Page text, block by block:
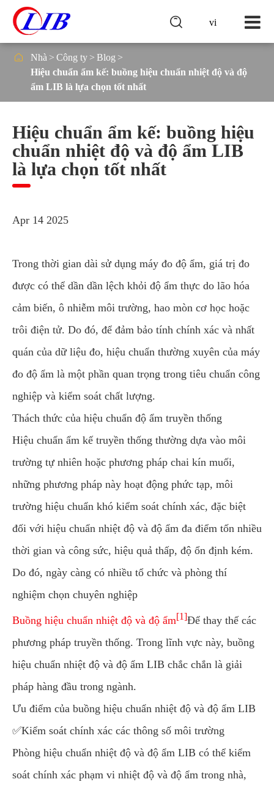
vi

 Nhà Công ty
Blog
Hiệu chuẩn ẩm kế: buồng hiệu chuẩn nhiệt độ và độ
ẩm LIB là lựa chọn tốt nhất
Hiệu chuẩn ẩm kế: buồng hiệu
chuẩn nhiệt độ và độ ẩm LIB
là lựa chọn tốt nhất
Apr 14 2025
Trong thời gian dài sử dụng máy đo độ ẩm, giá trị đo
được có thể dần dần lệch khỏi độ ẩm thực do lão hóa
cảm biến, ô nhiễm môi trường, hao mòn cơ học hoặc
trôi điện tử. Do đó, để đảm bảo tính chính xác và nhất
quán của dữ liệu đo, hiệu chuẩn thường xuyên của máy
đo độ ẩm là một phần quan trọng trong tiêu chuẩn công
nghiệp và kiểm soát chất lượng.
Thách thức của hiệu chuẩn độ ẩm truyền thống
Hiệu chuẩn ẩm kế truyền thống thường dựa vào môi
trường tự nhiên hoặc phương pháp chai kín muối,
những phương pháp này hoạt động phức tạp, môi
trường hiệu chuẩn khó kiểm soát chính xác, đặc biệt
đối với hiệu chuẩn nhiệt độ và độ ẩm đa điểm tốn nhiều
thời gian và công sức, hiệu quả thấp, độ ổn định kém.
Do đó, ngày càng có nhiều tổ chức và phòng thí
nghiệm chọn chuyên nghiệp
Buồng hiệu chuẩn nhiệt độ và độ ẩm[1]Để thay thế các
phương pháp truyền thống. Trong lĩnh vực này, buồng
hiệu chuẩn nhiệt độ và độ ẩm LIB chắc chắn là giải
pháp hàng đầu trong ngành.
Ưu điểm của buồng hiệu chuẩn nhiệt độ và độ ẩm LIB
✅Kiểm soát chính xác các thông số môi trường
Phòng hiệu chuẩn nhiệt độ và độ ẩm LIB có thể kiểm
soát chính xác phạm vi nhiệt độ và độ ẩm trong nhà,